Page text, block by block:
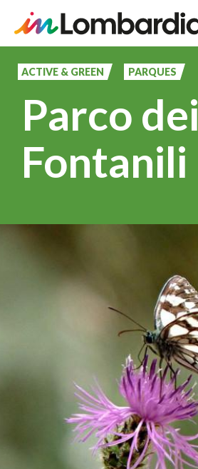
principal
ACTIVE & GREEN PARQUES
Parco dei
Fontanili